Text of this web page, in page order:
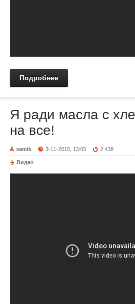
Подробнее
Я ради масла с
на все!
xamik 3-11-2015, 13:05 2 438
Видео